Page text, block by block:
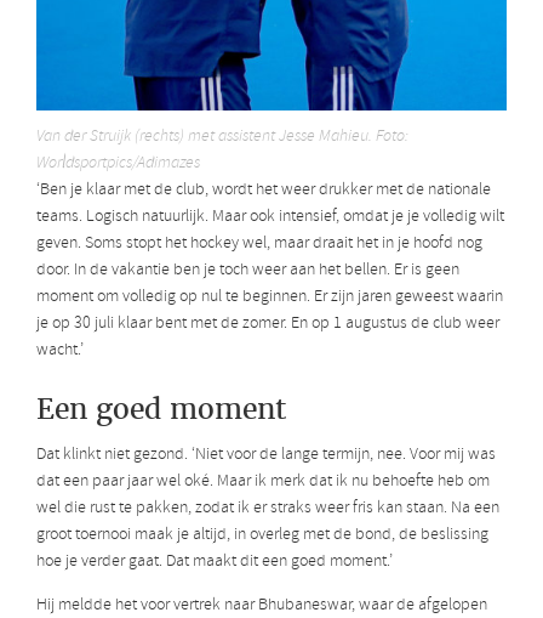
Van der Struijk (rechts) met assistent Jesse Mahieu. Foto:
Worldsportpics/Adimazes
‘Ben je klaar met de club, wordt het weer drukker met de nationale
teams. Logisch natuurlijk. Maar ook intensief, omdat je je volledig wilt
geven. Soms stopt het hockey wel, maar draait het in je hoofd nog
door. In de vakantie ben je toch weer aan het bellen. Er is geen
moment om volledig op nul te beginnen. Er zijn jaren geweest waarin
je op 30 juli klaar bent met de zomer. En op 1 augustus de club weer
wacht.’
Een goed moment
Dat klinkt niet gezond. ‘Niet voor de lange termijn, nee. Voor mij was
dat een paar jaar wel oké. Maar ik merk dat ik nu behoefte heb om
wel die rust te pakken, zodat ik er straks weer fris kan staan. Na een
groot toernooi maak je altijd, in overleg met de bond, de beslissing
hoe je verder gaat. Dat maakt dit een goed moment.’
Hij meldde het voor vertrek naar Bhubaneswar, waar de afgelopen